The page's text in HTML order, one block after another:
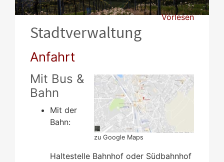
Vorlesen
Stadtverwaltung
Anfahrt
zu Google Maps
Mit Bus &
Bahn
Mit der
Bahn:
Haltestelle Bahnhof oder Südbahnhof